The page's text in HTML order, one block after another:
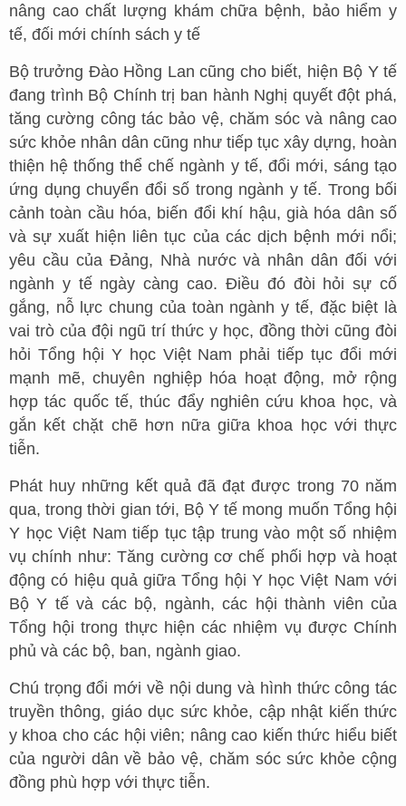
nâng cao chất lượng khám chữa bệnh, bảo hiểm y
tế, đối mới chính sách y tế
Bộ trưởng Đào Hồng Lan cũng cho biết, hiện Bộ Y tế
đang trình Bộ Chính trị ban hành Nghị quyết đột phá,
tăng cường công tác bảo vệ, chăm sóc và nâng cao
sức khỏe nhân dân cũng như tiếp tục xây dựng, hoàn
thiện hệ thống thể chế ngành y tế, đổi mới, sáng tạo
ứng dụng chuyển đổi số trong ngành y tế. Trong bối
cảnh toàn cầu hóa, biến đổi khí hậu, già hóa dân số
và sự xuất hiện liên tục của các dịch bệnh mới nổi;
yêu cầu của Đảng, Nhà nước và nhân dân đối với
ngành y tế ngày càng cao. Điều đó đòi hỏi sự cố
gắng, nỗ lực chung của toàn ngành y tế, đặc biệt là
vai trò của đội ngũ trí thức y học, đồng thời cũng đòi
hỏi Tổng hội Y học Việt Nam phải tiếp tục đổi mới
mạnh mẽ, chuyên nghiệp hóa hoạt động, mở rộng
hợp tác quốc tế, thúc đẩy nghiên cứu khoa học, và
gắn kết chặt chẽ hơn nữa giữa khoa học với thực
tiễn.
Phát huy những kết quả đã đạt được trong 70 năm
qua, trong thời gian tới, Bộ Y tế mong muốn Tổng hội
Y học Việt Nam tiếp tục tập trung vào một số nhiệm
vụ chính như: Tăng cường cơ chế phối hợp và hoạt
động có hiệu quả giữa Tổng hội Y học Việt Nam với
Bộ Y tế và các bộ, ngành, các hội thành viên của
Tổng hội trong thực hiện các nhiệm vụ được Chính
phủ và các bộ, ban, ngành giao.
Chú trọng đổi mới về nội dung và hình thức công tác
truyền thông, giáo dục sức khỏe, cập nhật kiến thức
y khoa cho các hội viên; nâng cao kiến thức hiểu biết
của người dân về bảo vệ, chăm sóc sức khỏe cộng
đồng phù hợp với thực tiễn.